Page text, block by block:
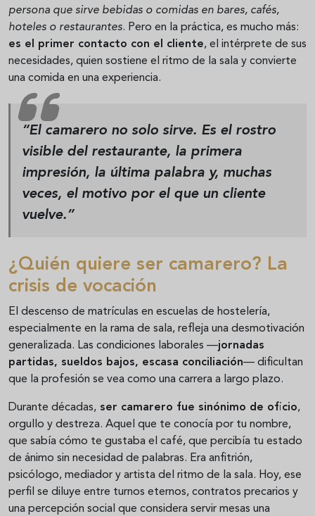
persona que sirve bebidas o comidas en bares, cafés,
hoteles o restaurantes. Pero en la práctica, es mucho más:
es el primer contacto con el cliente, el intérprete de sus
necesidades, quien sostiene el ritmo de la sala y convierte
una comida en una experiencia.
“El camarero no solo sirve. Es el rostro
visible del restaurante, la primera
impresión, la última palabra y, muchas
veces, el motivo por el que un cliente
vuelve.”
¿Quién quiere ser camarero? La
crisis de vocación
El descenso de matrículas en escuelas de hostelería,
especialmente en la rama de sala, refleja una desmotivación
generalizada. Las condiciones laborales —jornadas
partidas, sueldos bajos, escasa conciliación— dificultan
que la profesión se vea como una carrera a largo plazo.
Durante décadas, ser camarero fue sinónimo de oficio,
orgullo y destreza. Aquel que te conocía por tu nombre,
que sabía cómo te gustaba el café, que percibía tu estado
de ánimo sin necesidad de palabras. Era anfitrión,
psicólogo, mediador y artista del ritmo de la sala. Hoy, ese
perfil se diluye entre turnos eternos, contratos precarios y
una percepción social que considera servir mesas una